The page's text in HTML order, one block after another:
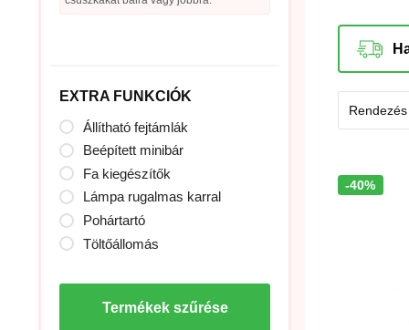
Akció!
-40%
EXTRA FUNKCIÓK
Állítható fejtámlák
Beépített minibár
Fa kiegészítők
Lámpa rugalmas karral
Pohártartó
Töltőállomás
Termékek szűrése